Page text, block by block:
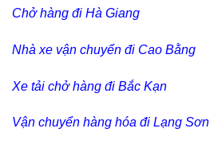
Chở hàng đi Hà Giang
Nhà xe vận chuyển đi Cao Bằng
Xe tải chở hàng đi Bắc Kạn
Vận chuyển hàng hóa đi Lạng Sơn